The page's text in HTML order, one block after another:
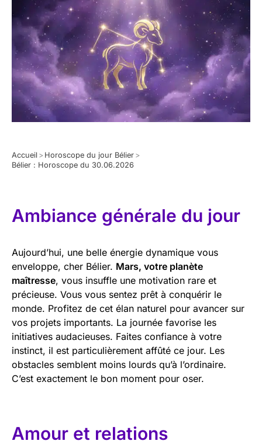
Accueil > Horoscope du jour Bélier >
Bélier : Horoscope du 30.06.2026
Ambiance générale du jour
Aujourd’hui, une belle énergie dynamique vous
enveloppe, cher Bélier. Mars, votre planète
maîtresse, vous insuffle une motivation rare et
précieuse. Vous vous sentez prêt à conquérir le
monde. Profitez de cet élan naturel pour avancer sur
vos projets importants. La journée favorise les
initiatives audacieuses. Faites confiance à votre
instinct, il est particulièrement affûté ce jour. Les
obstacles semblent moins lourds qu’à l’ordinaire.
C’est exactement le bon moment pour oser.
Amour et relations